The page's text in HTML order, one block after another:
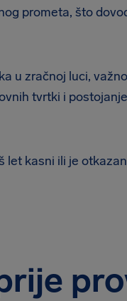
prometa, što
u zračnoj luci,
tvrtki i
kasni ili je